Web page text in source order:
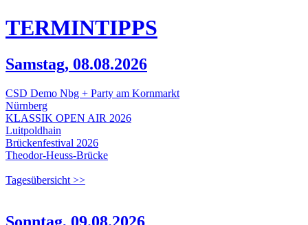
TERMINTIPPS
Samstag, 08.08.2026
CSD Demo Nbg + Party am Kornmarkt
Nürnberg
KLASSIK OPEN AIR 2026
Luitpoldhain
Brückenfestival 2026
Theodor-Heuss-Brücke
Tagesübersicht >>